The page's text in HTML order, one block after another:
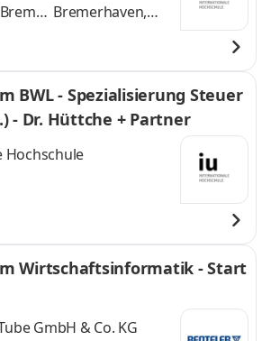
Bremerhaven,
BWL - Spezialisierung Steuer
- Dr. Hüttche + Partner
Wirtschaftsinformatik - Start
GmbH & Co. KG